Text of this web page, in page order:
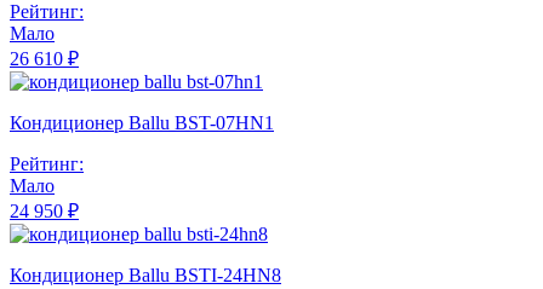
Рейтинг:
Мало
26 610 ₽
Кондиционер Ballu BST-07HN1
Рейтинг:
Мало
24 950 ₽
Кондиционер Ballu BSTI-24HN8